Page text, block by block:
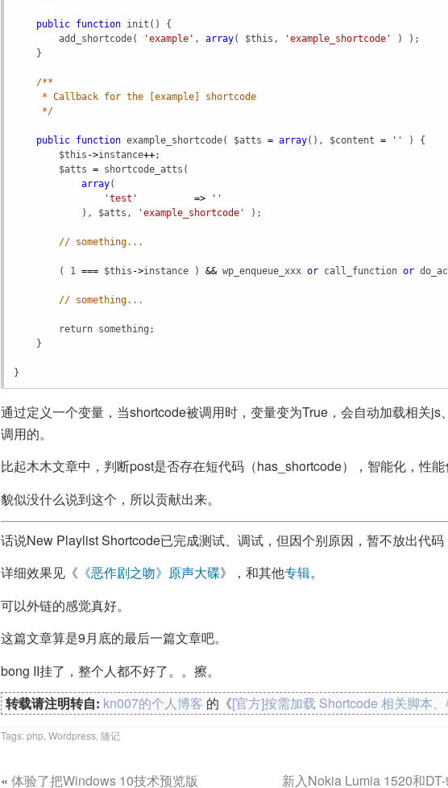
public function init () {
add_shortcode( 'example' , array( $this , 'example_shortcode'
) );
/**
* Callback for the [example] shortcode
*/
public function example_shortcode( $atts = array(), $content = ''
)
$this ->instance++;
$atts = shortcode_atts (
array(
'test'
=>
''
            ),
$atts , 'example_shortcode' );
// something...
        (
1 === $this ->instance ) && wp_enqueue_xxx or call_function or
// something...
return something ;
}
通过定义一个变量，当shortcode被调用时，变量变为True，会自动加载相关js
调用的。
比起木木文章中，判断post是否存在短代码（has_shortcode），智能化，性能
貌似没什么说到这个，所以贡献出来。
话说New Playlist Shortcode已完成测试、调试，但因个别原因，暂不放出代码
详细效果见《 《恶作剧之吻》原声大碟》，和其他专辑。
可以外链的感觉真好。
这篇文章算是9月底的最后一篇文章吧。
bong II挂了，整个人都不好了。。擦。
转载请注明转自: kn007的个人博客 的《[官方]按需加载 Shortcode 相关脚本
Tags:php,Wordpress,随记
« 体验了把Windows 10技术预览版 新入Nokia Lumia 1520和